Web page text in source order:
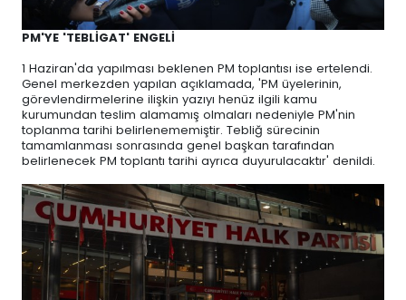
PM'YE 'TEBLİGAT' ENGELİ
1 Haziran'da yapılması beklenen PM toplantısı ise ertelendi.
Genel merkezden yapılan açıklamada, 'PM üyelerinin,
görevlendirmelerine ilişkin yazıyı henüz ilgili kamu
kurumundan teslim alamamış olmaları nedeniyle PM'nin
toplanma tarihi belirlenememiştir. Tebliğ sürecinin
tamamlanması sonrasında genel başkan tarafından
belirlenecek PM toplantı tarihi ayrıca duyurulacaktır' denildi.